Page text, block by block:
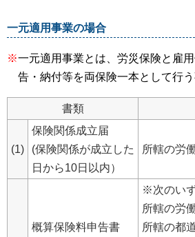
一元適用事業の場合
※一元適用事業とは、労災保険と雇
告・納付等を両保険一本として行う
書類
(1)
保険関係成立届
(保険関係が成立した
日から10日以内）
所轄の労
概算保険料申告書
※次のい
所轄の労
所轄の都